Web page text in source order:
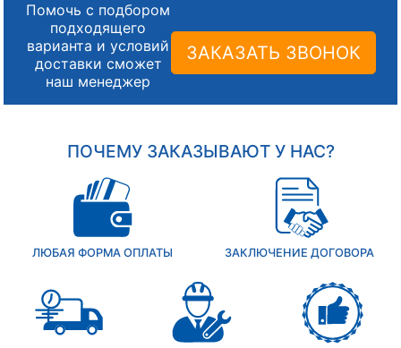
Помочь с подбором
подходящего
варианта и условий
доставки сможет
наш менеджер
ЗАКАЗАТЬ ЗВОНОК
ПОЧЕМУ ЗАКАЗЫВАЮТ У НАС?
ЛЮБАЯ ФОРМА ОПЛАТЫ ЗАКЛЮЧЕНИЕ ДОГОВОРА